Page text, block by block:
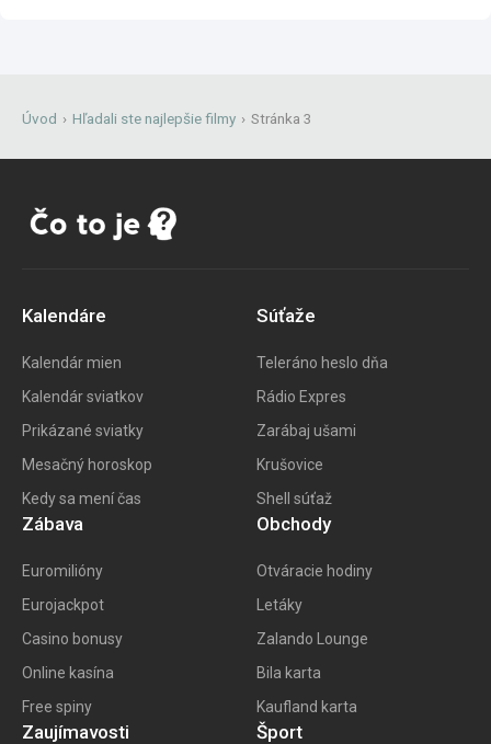
Úvod › Hľadali ste najlepšie filmy › Stránka 3
Kalendáre
Kalendár mien
Kalendár sviatkov
Prikázané sviatky
Mesačný horoskop
Kedy sa mení čas
Súťaže
Teleráno heslo dňa
Rádio Expres
Zarábaj ušami
Krušovice
Shell súťaž
Zábava
Euromilióny
Eurojackpot
Casino bonusy
Online kasína
Free spiny
Obchody
Otváracie hodiny
Letáky
Zalando Lounge
Bila karta
Kaufland karta
Zaujímavosti Šport